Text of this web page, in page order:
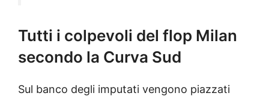
Tutti i colpevoli del flop Milan
secondo la Curva Sud
Sul banco degli imputati vengono piazzati